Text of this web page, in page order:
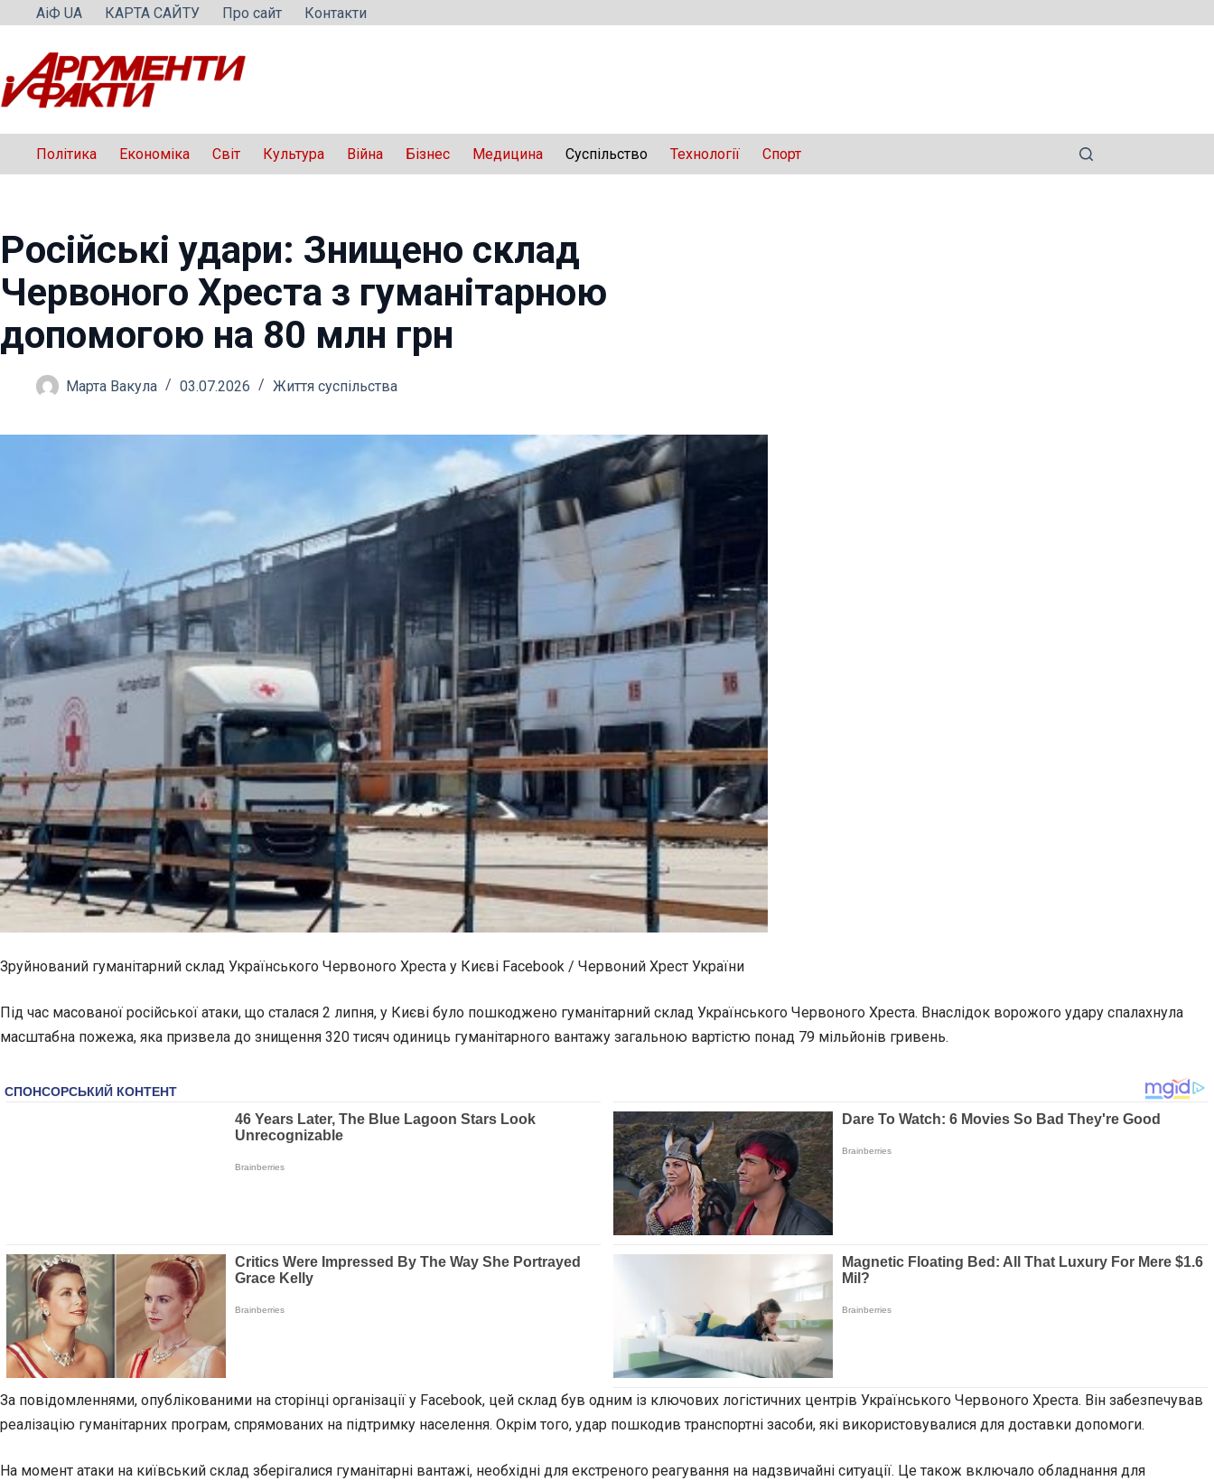
Перейти
вмісту
АіФ UA КАРТА САЙТУ Про сайт Контакти
Політика Економіка Світ Культура Війна Бізнес Медицина Суспільство Технології Спорт
Російські удари: Знищено склад
Червоного Хреста з гуманітарною
допомогою на 80 млн грн
Марта Вакула 03.07.2026 Життя суспільства
Зруйнований гуманітарний склад Українського Червоного Хреста у Києві Facebook / Червоний Хрест України
Під час масованої російської атаки, що сталася 2 липня, у Києві було пошкоджено гуманітарний склад Українського Червоного Хреста. Внаслідок ворожого удару спалахнула
масштабна пожежа, яка призвела до знищення 320 тисяч одиниць гуманітарного вантажу загальною вартістю понад 79 мільйонів гривень.
За повідомленнями, опублікованими на сторінці організації у Facebook, цей склад був одним із ключових логістичних центрів Українського Червоного Хреста. Він забезпечував
реалізацію гуманітарних програм, спрямованих на підтримку населення. Окрім того, удар пошкодив транспортні засоби, які використовувалися для доставки допомоги.
На момент атаки на київський склад зберігалися гуманітарні вантажі, необхідні для екстреного реагування на надзвичайні ситуації. Це також включало обладнання для